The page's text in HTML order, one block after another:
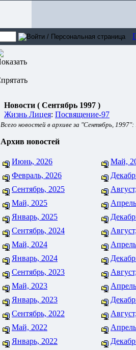
Новости ( Сентябрь 1997 )
Жизнь Лицея: Посвящение-97
Всего новостей в архиве за "Сентябрь, 1997":
Архив новостей
Июнь, 2026
Май,
Февраль, 2026
Сентябрь, 2025
Май, 2025
Январь, 2025
Сентябрь, 2024
Май, 2024
Январь, 2024
Сентябрь, 2023
Май, 2023
Январь, 2023
Сентябрь, 2022
Май, 2022
Январь, 2022